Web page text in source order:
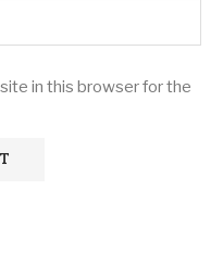
in this browser for the